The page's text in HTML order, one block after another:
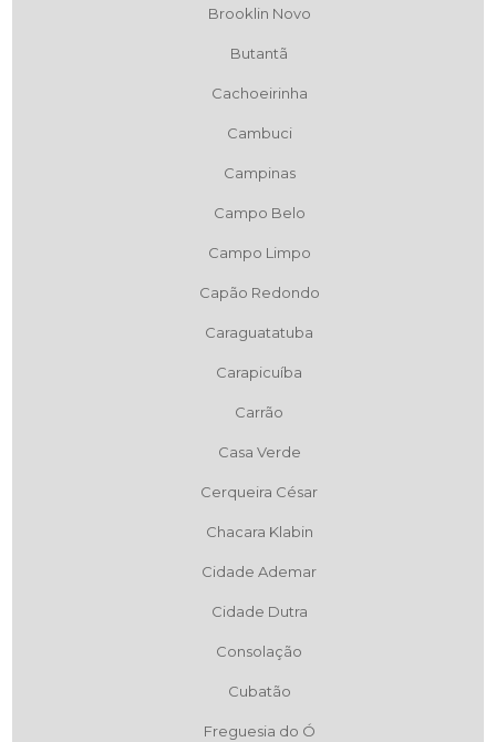
Brooklin Novo
Butantã
Cachoeirinha
Cambuci
Campinas
Campo Belo
Campo Limpo
Capão Redondo
Caraguatatuba
Carapicuíba
Carrão
Casa Verde
Cerqueira César
Chacara Klabin
Cidade Ademar
Cidade Dutra
Consolação
Cubatão
Freguesia do Ó